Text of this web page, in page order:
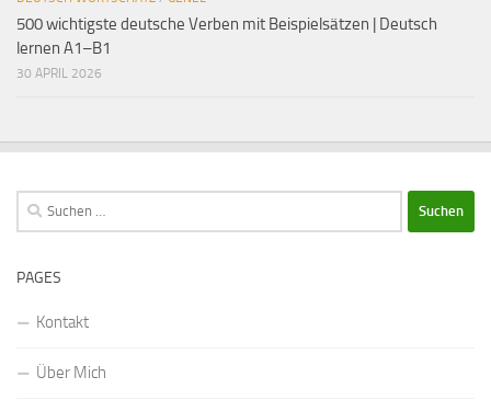
500 wichtigste deutsche Verben mit Beispielsätzen | Deutsch
lernen A1–B1
30 APRIL 2026
Suchen
nach:
PAGES
Kontakt
Über Mich